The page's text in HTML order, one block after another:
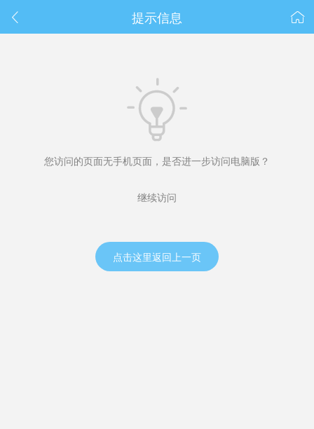
 
提示信息

您访问的页面无手机页面，是否进一步访问电脑版？
继续访问
点击这里返回上一页